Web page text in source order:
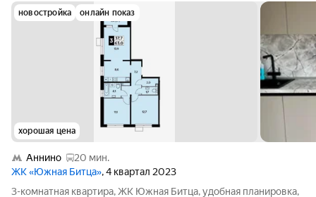
новостройка онлайн показ
хорошая цена
Аннино
20 мин.
ЖК «Южная Битца», 4 квартал 2023
3-комнатная квартира, ЖК Южная Битца, удобная планировка,